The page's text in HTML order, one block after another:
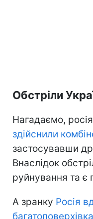
Обстріли
Нагадаємо,
здійснили
застосувавши
Внаслідок
руйнування та є
А зранку Росія